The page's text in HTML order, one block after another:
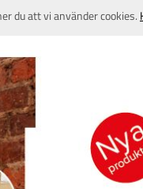
du att vi använder cookies.